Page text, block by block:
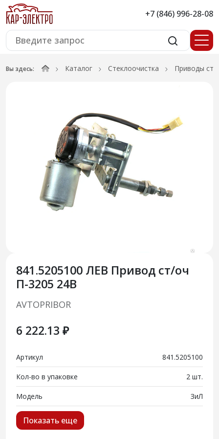
+7 (846) 996-28-08
Вы здесь: Каталог Стеклоочистка Приводы
841.5205100 ЛЕВ Привод ст/оч
П-3205 24В
AVTOPRIBOR
6 222.13 ₽
Артикул 841.5205100
Кол-во в упаковке 2 шт.
Модель ЗиЛ
Показать еще